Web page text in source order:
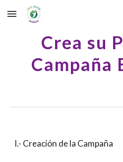
Skip to main content
Crea su
Campaña
I.- Creación de la Campaña